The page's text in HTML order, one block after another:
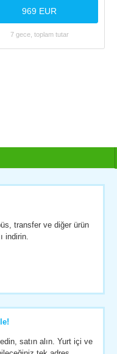
969 EUR
7 gece, toplam tutar
transfer ve diğer ürün
indirin.
satın alın. Yurt içi ve